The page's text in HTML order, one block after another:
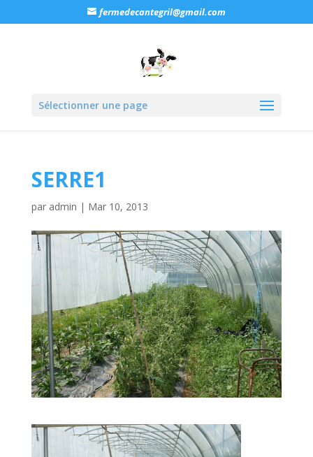
fermedecantegril@gmail.com
Sélectionner une page
SERRE1
par admin | Mar 10, 2013